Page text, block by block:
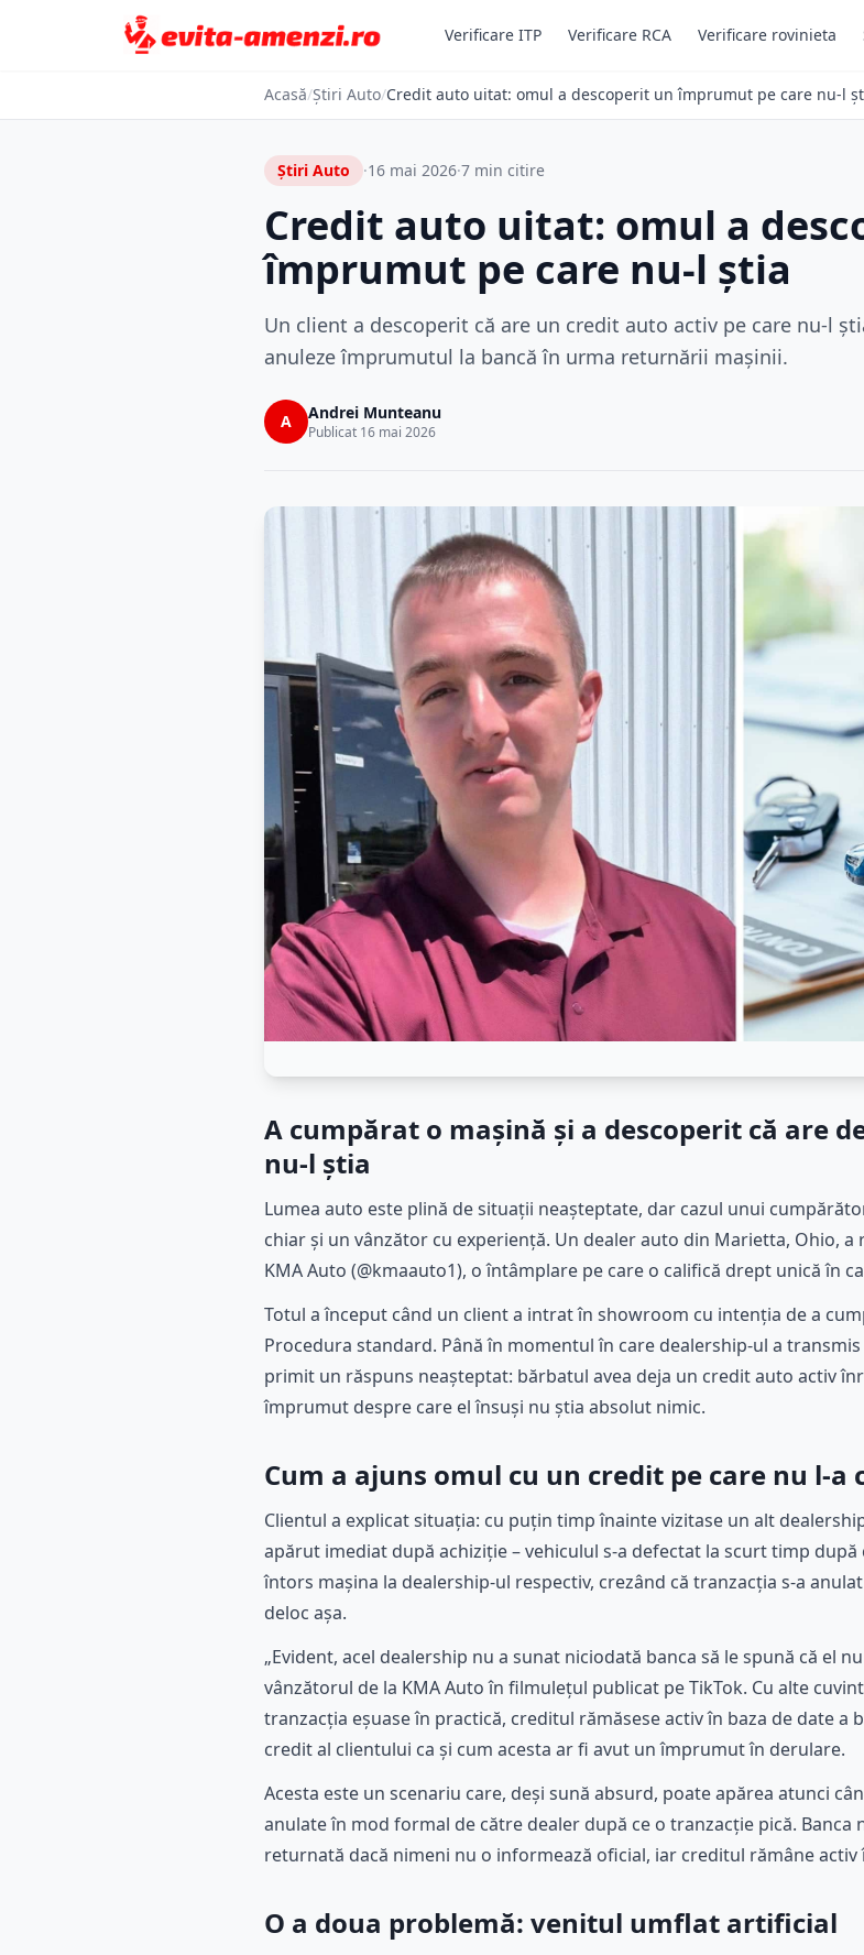
Verificare ITP Verificare RCA Verificare rovinieta
Acasă/Știri Auto/Credit auto uitat: omul a descoperit un împrumut pe care nu-l
Știri Auto ·16 mai 2026·7 min citire
Credit auto uitat: omul a
împrumut pe care nu-l știa
Un client a descoperit că are un credit auto activ pe care nu-l
anuleze împrumutul la bancă în urma returnării mașinii.
A Andrei Munteanu
Publicat 16 mai 2026
A cumpărat o mașină și a descoperit că are
nu-l știa
Lumea auto este plină de situații neașteptate, dar cazul unui
chiar și un vânzător cu experiență. Un dealer auto din Marietta, Ohio,
KMA Auto (@kmaauto1), o întâmplare pe care o califică drept unică în
Totul a început când un client a intrat în showroom cu intenția de a
Procedura standard. Până în momentul în care dealership-ul a
primit un răspuns neașteptat: bărbatul avea deja un credit auto activ
împrumut despre care el însuși nu știa absolut nimic.
Cum a ajuns omul cu un credit pe care nu l-
Clientul a explicat situația: cu puțin timp înainte vizitase un alt
apărut imediat după achiziție – vehiculul s-a defectat la scurt timp
întors mașina la dealership-ul respectiv, crezând că tranzacția s-a
deloc așa.
„Evident, acel dealership nu a sunat niciodată banca să le spună că el
vânzătorul de la KMA Auto în filmulețul publicat pe TikTok. Cu alte
tranzacția eșuase în practică, creditul rămăsese activ în baza de date
credit al clientului ca și cum acesta ar fi avut un împrumut în derulare.
Acesta este un scenariu care, deși sună absurd, poate apărea atunci
anulate în mod formal de către dealer după ce o tranzacție pică. Banca
returnată dacă nimeni nu o informează oficial, iar creditul rămâne activ
O a doua problemă: venitul umflat artificial